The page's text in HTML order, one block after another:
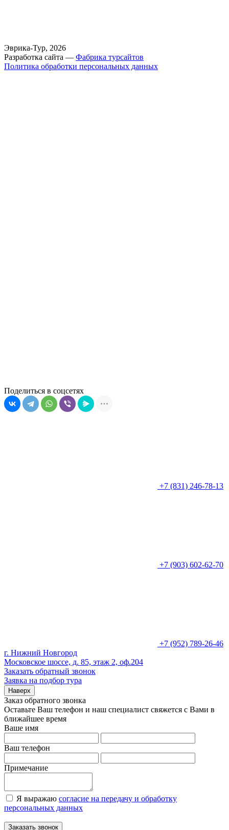
Эврика-Тур, 2026
Разработка сайта — Фабрика турсайтов
Политика обработки персональных данных
Поделиться в соцсетях
+7 (831) 246-78-13
+7 (903) 602-62-70
+7 (952) 789-26-46
г. Нижний Новгород
Московское шоссе, д. 85, этаж 2, оф.204
Заказать обратный звонок
Заявка на подбор тура
Наверх
Заказ обратного звонка
Оставьте Ваш телефон и наш специалист свяжется с Вами в
ближайшее время
Ваше имя
Ваш телефон
Примечание
Я выражаю согласие на передачу и обработку
персональных данных
Заказать звонок